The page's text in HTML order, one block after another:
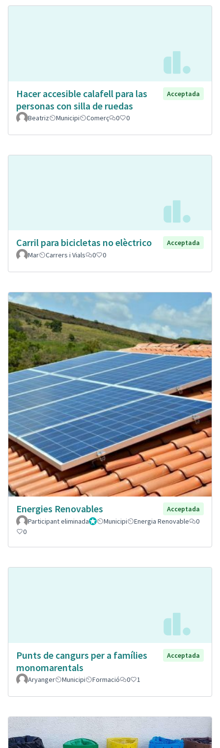
Hacer accesible calafell para las
personas con silla de ruedas
Acceptada
Beatriz Municipi Comerç 0 0
Carril para bicicletas no elèctrico
Acceptada
Mar
Carrers i Vials 0 0
Energies Renovables
Acceptada
Participant eliminadaAdministrador
Municipi Energia Renovable
0
0
Punts de cangurs per a famílies
monomarentals
Acceptada
Aryanger Municipi Formació 0 1